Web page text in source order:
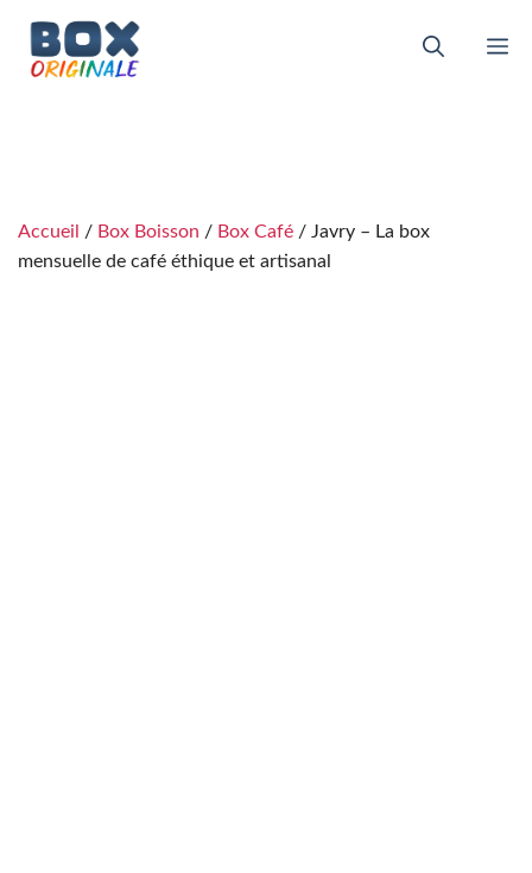
contenu
Accueil / Box Boisson / Box Café / Javry – La box
mensuelle de café éthique et artisanal